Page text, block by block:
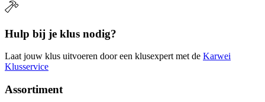
Hulp bij je klus nodig?
Laat jouw klus uitvoeren door een klusexpert met de Karwei
Klusservice
Assortiment